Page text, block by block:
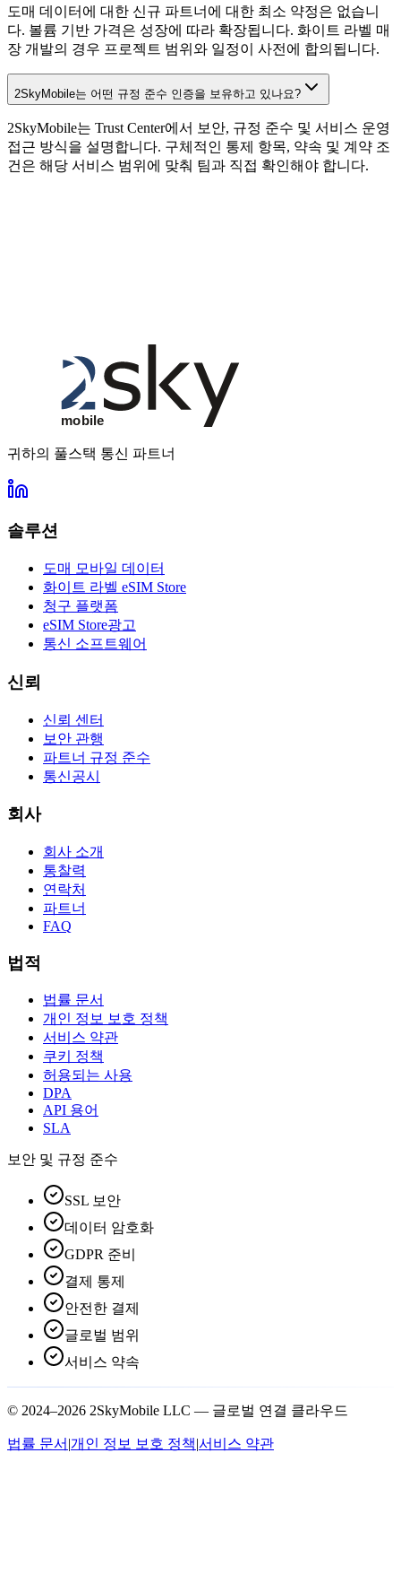
도매 데이터에 대한 신규 파트너에 대한 최소 약정은 없습니
다. 볼륨 기반 가격은 성장에 따라 확장됩니다. 화이트 라벨 매
장 개발의 경우 프로젝트 범위와 일정이 사전에 합의됩니다.
2SkyMobile는 어떤 규정 준수 인증을 보유하고 있나요?
2SkyMobile는 Trust Center에서 보안, 규정 준수 및 서비스 운영
접근 방식을 설명합니다. 구체적인 통제 항목, 약속 및 계약 조
건은 해당 서비스 범위에 맞춰 팀과 직접 확인해야 합니다.
귀하의 풀스택 통신 파트너
솔루션
도매 모바일 데이터
화이트 라벨 eSIM Store
청구 플랫폼
eSIM Store광고
통신 소프트웨어
신뢰
신뢰 센터
보안 관행
파트너 규정 준수
통신공시
회사
회사 소개
통찰력
연락처
파트너
FAQ
법적
법률 문서
개인 정보 보호 정책
서비스 약관
쿠키 정책
허용되는 사용
DPA
API 용어
SLA
보안 및 규정 준수
SSL 보안
데이터 암호화
GDPR 준비
결제 통제
안전한 결제
글로벌 범위
서비스 약속
© 2024–2026 2SkyMobile LLC — 글로벌 연결 클라우드
법률 문서 |개인 정보 보호 정책|서비스 약관